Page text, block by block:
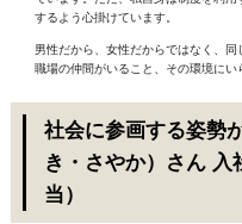
するよう心掛けています。
男性だから、女性だからではなく、
職場の仲間がいること、その環境にい
社会に参画する姿勢
き・さやか）さん 入
当）